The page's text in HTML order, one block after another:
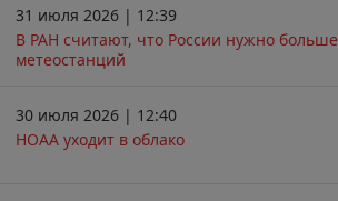
31 июля 2026 | 12:39
В РАН считают, что России нужно больше
метеостанций
30 июля 2026 | 12:40
НОАА уходит в облако